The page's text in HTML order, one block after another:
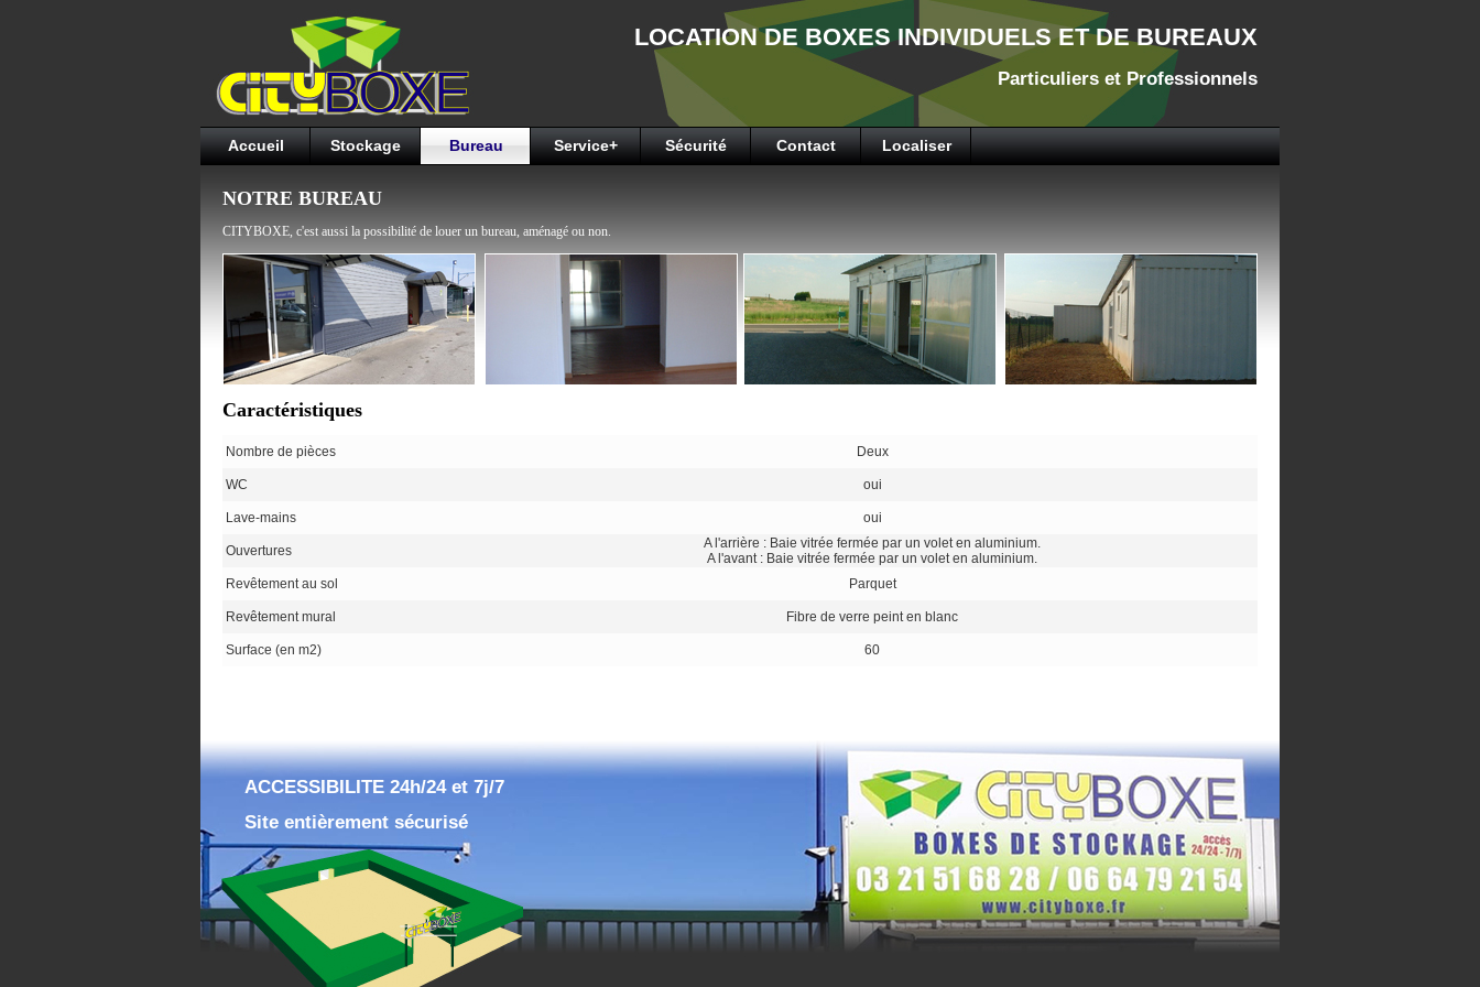
LOCATION DE BOXES INDIVIDUELS ET DE BUREAUX
Particuliers et Professionnels
Accueil Stockage Bureau Service+ Sécurité Contact Localiser
NOTRE BUREAU
CITYBOXE, c'est aussi la possibilité de louer un bureau, aménagé ou non.
Caractéristiques
Nombre de pièces Deux
WC oui
Lave-mains oui
Ouvertures
A l'arrière : Baie vitrée fermée par un volet en aluminium.
A l'avant : Baie vitrée fermée par un volet en aluminium.
Revêtement au sol
Parquet
Revêtement mural Fibre de verre peint en blanc
Surface (en m2) 60
ACCESSIBILITE 24h/24 et 7j/7
Site entièrement sécurisé